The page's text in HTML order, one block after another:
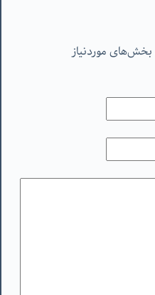
بخش‌های موردنیاز